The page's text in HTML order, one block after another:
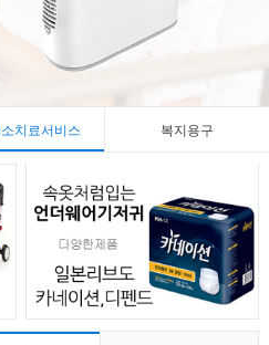
치료서비스 복지용구